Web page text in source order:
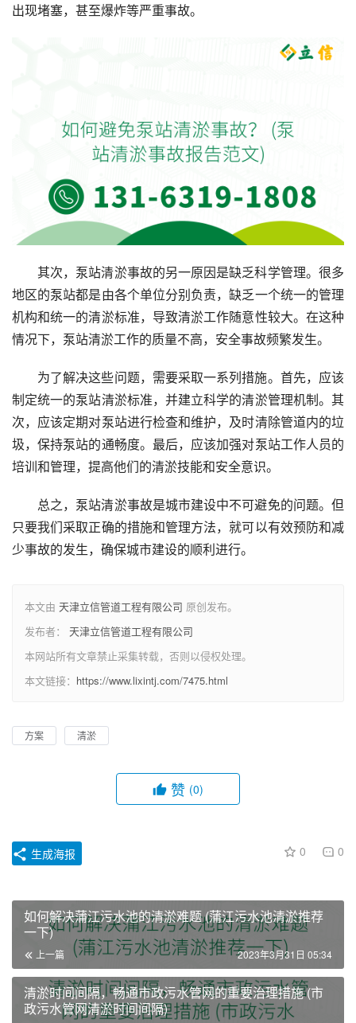
出现堵塞，甚至爆炸等严重事故。
其次，泵站清淤事故的另一原因是缺乏科学管理。很多
地区的泵站都是由各个单位分别负责，缺乏一个统一的管理
机构和统一的清淤标准，导致清淤工作随意性较大。在这种
情况下，泵站清淤工作的质量不高，安全事故频繁发生。
为了解决这些问题，需要采取一系列措施。首先，应该
制定统一的泵站清淤标准，并建立科学的清淤管理机制。其
次，应该定期对泵站进行检查和维护，及时清除管道内的垃
圾，保持泵站的通畅度。最后，应该加强对泵站工作人员的
培训和管理，提高他们的清淤技能和安全意识。
总之，泵站清淤事故是城市建设中不可避免的问题。但
只要我们采取正确的措施和管理方法，就可以有效预防和减
少事故的发生，确保城市建设的顺利进行。
本文由 天津立信管道工程有限公司 原创发布。
发布者： 天津立信管道工程有限公司
本网站所有文章禁止采集转载，否则以侵权处理。
本文链接： https://www.lixintj.com/7475.html
方案 清淤
赞 (0)
0 0
生成海报
如何解决蒲江污水池的清淤难题 (蒲江污水池清淤推荐
一下)
上一篇 2023年3月31日 05:34
清淤时间间隔，畅通市政污水管网的重要治理措施 (市
政污水管网清淤时间间隔)